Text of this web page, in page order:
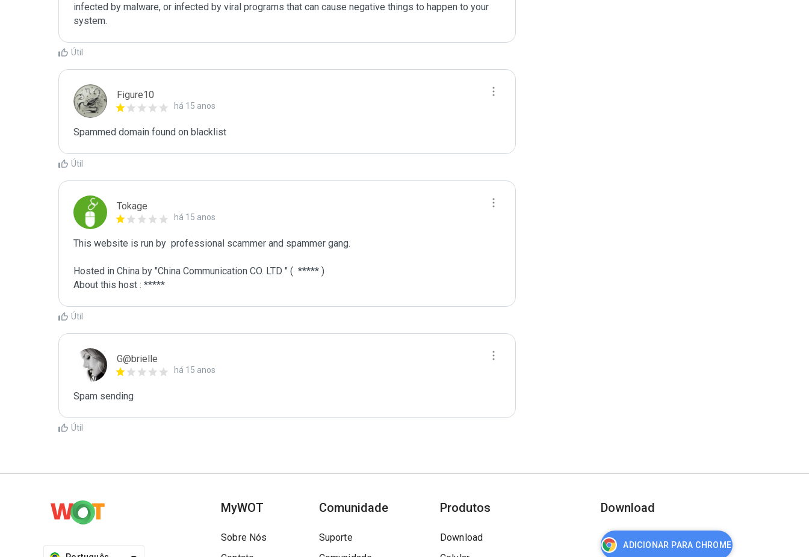
infected by malware, or infected by viral programs that can cause negative things to happen to your
system.
Útil
Figure10
há 15 anos
Spammed domain found on blacklist
Útil
Tokage
há 15 anos
This website is run by  professional scammer and spammer gang.
Hosted in China by "China Communication CO. LTD " (  ***** )
About this host : *****
Útil
G@brielle
há 15 anos
Spam sending
Útil
MyWOT
Sobre Nós
Comunidade
Suporte
Produtos
Download
Download
ADICIONAR PARA CHROME